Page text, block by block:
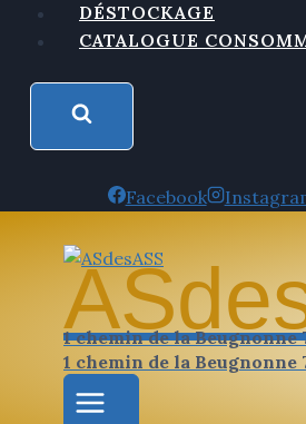
DÉSTOCKAGE
CATALOGUE
Facebook
1 chemin de la Beugnonne
1 chemin de la Beugnonne